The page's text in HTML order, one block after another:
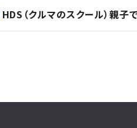
HDS（クルマのスクール）親子